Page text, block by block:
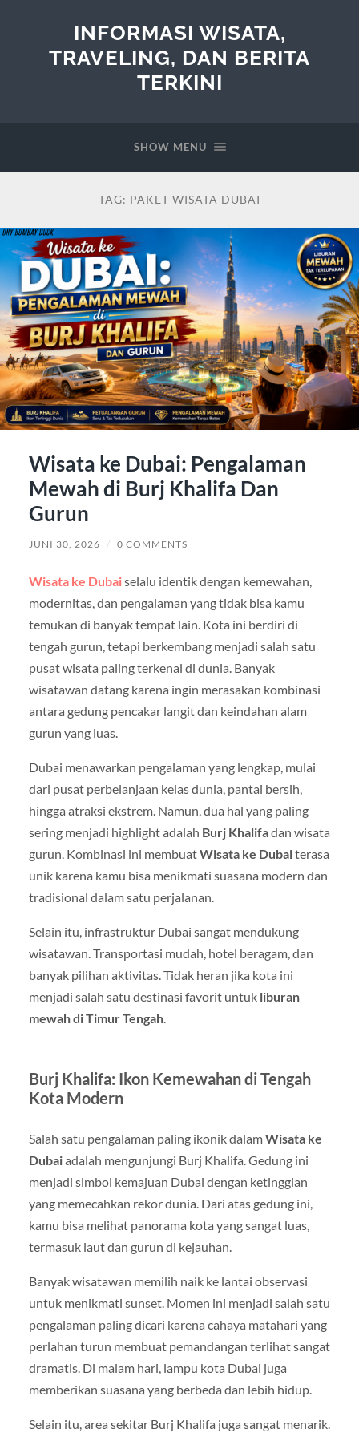
INFORMASI WISATA,
TRAVELING, DAN BERITA
TERKINI
SHOW MENU
TAG: PAKET WISATA DUBAI
Wisata ke Dubai: Pengalaman
Mewah di Burj Khalifa Dan
Gurun
JUNI 30, 2026 / 0 COMMENTS
Wisata ke Dubaiselalu identik dengan kemewahan,
modernitas, dan pengalaman yang tidak bisa kamu
temukan di banyak tempat lain. Kota ini berdiri di
tengah gurun, tetapi berkembang menjadi salah satu
pusat wisata paling terkenal di dunia. Banyak
wisatawan datang karena ingin merasakan kombinasi
antara gedung pencakar langit dan keindahan alam
gurun yang luas.
Dubai menawarkan pengalaman yang lengkap, mulai
dari pusat perbelanjaan kelas dunia, pantai bersih,
hingga atraksi ekstrem. Namun, dua hal yang paling
sering menjadi highlight adalah Burj Khalifadan wisata
gurun. Kombinasi ini membuatWisata ke Dubaiterasa
unik karena kamu bisa menikmati suasana modern dan
tradisional dalam satu perjalanan.
Selain itu, infrastruktur Dubai sangat mendukung
wisatawan. Transportasi mudah, hotel beragam, dan
banyak pilihan aktivitas. Tidak heran jika kota ini
menjadi salah satu destinasi favorit untuk liburan
mewah di Timur Tengah.
Burj Khalifa: Ikon Kemewahan di Tengah
Kota Modern
Salah satu pengalaman paling ikonik dalamWisata ke
Dubaiadalah mengunjungi Burj Khalifa. Gedung ini
menjadi simbol kemajuan Dubai dengan ketinggian
yang memecahkan rekor dunia. Dari atas gedung ini,
kamu bisa melihat panorama kota yang sangat luas,
termasuk laut dan gurun di kejauhan.
Banyak wisatawan memilih naik ke lantai observasi
untuk menikmati sunset. Momen ini menjadi salah satu
pengalaman paling dicari karena cahaya matahari yang
perlahan turun membuat pemandangan terlihat sangat
dramatis. Di malam hari, lampu kota Dubai juga
memberikan suasana yang berbeda dan lebih hidup.
Selain itu, area sekitar Burj Khalifa juga sangat menarik.